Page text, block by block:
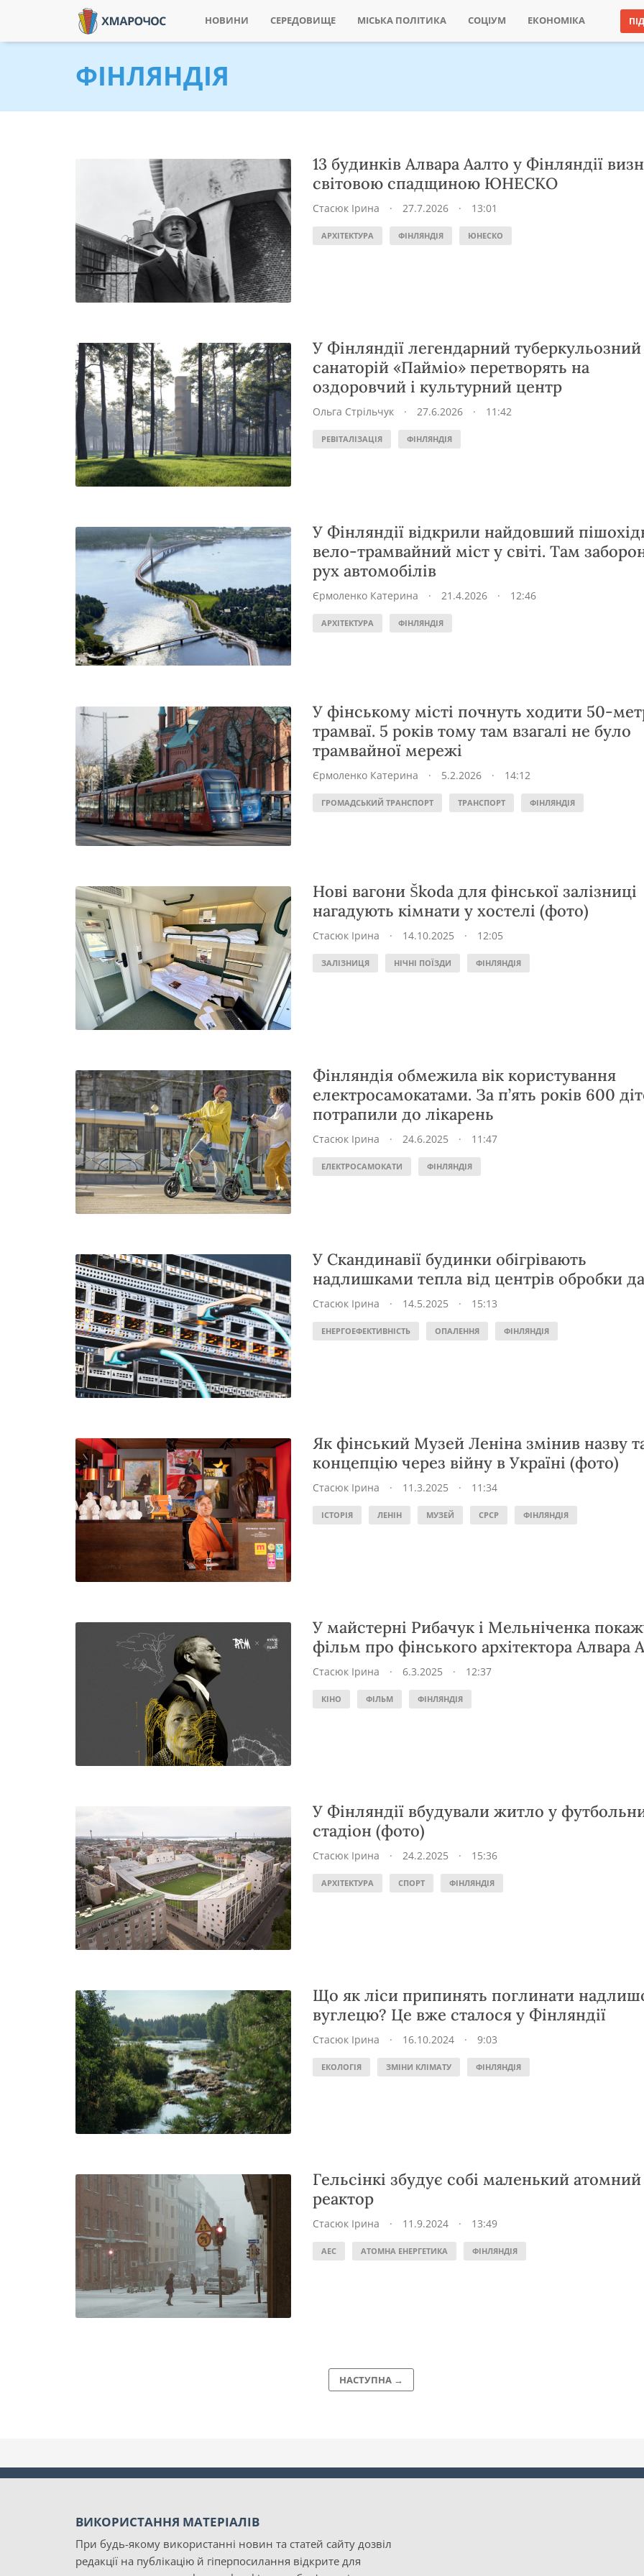
НОВИНИ СЕРЕДОВИЩЕ МІСЬКА ПОЛІТИКА СОЦІУМ ЕКОНОМІКА
ФІНЛЯНДІЯ
13 будинків Алвара Аалто у Фінляндії
світовою спадщиною ЮНЕСКО
Стасюк Ірина · 27.7.2026 · 13:01
АРХІТЕКТУРА ФІНЛЯНДІЯ ЮНЕСКО
У Фінляндії легендарний туберкульозний
санаторій «Пайміо» перетворять на
оздоровчий і культурний центр
Ольга Стрільчук · 27.6.2026 · 11:42
РЕВІТАЛІЗАЦІЯ ФІНЛЯНДІЯ
У Фінляндії відкрили найдовший
вело-трамвайний міст у світі. Там
рух автомобілів
Єрмоленко Катерина · 21.4.2026 · 12:46
АРХІТЕКТУРА ФІНЛЯНДІЯ
У фінському місті почнуть ходити 50-
трамваї. 5 років тому там взагалі не було
трамвайної мережі
Єрмоленко Катерина · 5.2.2026 · 14:12
ГРОМАДСЬКИЙ ТРАНСПОРТ ТРАНСПОРТ ФІНЛЯНДІЯ
Нові вагони Škoda для фінської залізниці
нагадують кімнати у хостелі (фото)
Стасюк Ірина · 14.10.2025 · 12:05
ЗАЛІЗНИЦЯ НІЧНІ ПОЇЗДИ ФІНЛЯНДІЯ
Фінляндія обмежила вік користування
електросамокатами. За п’ять років 600
потрапили до лікарень
Стасюк Ірина · 24.6.2025 · 11:47
ЕЛЕКТРОСАМОКАТИ ФІНЛЯНДІЯ
У Скандинавії будинки обігрівають
надлишками тепла від центрів обробки
Стасюк Ірина · 14.5.2025 · 15:13
ЕНЕРГОЕФЕКТИВНІСТЬ ОПАЛЕННЯ ФІНЛЯНДІЯ
Як фінський Музей Леніна змінив назву
концепцію через війну в Україні (фото)
Стасюк Ірина · 11.3.2025 · 11:34
ІСТОРІЯ ЛЕНІН МУЗЕЙ СРСР ФІНЛЯНДІЯ
У майстерні Рибачук і Мельніченка
фільм про фінського архітектора Алвара
Стасюк Ірина · 6.3.2025 · 12:37
КІНО ФІЛЬМ ФІНЛЯНДІЯ
У Фінляндії вбудували житло у
стадіон (фото)
Стасюк Ірина · 24.2.2025 · 15:36
АРХІТЕКТУРА СПОРТ ФІНЛЯНДІЯ
Що як ліси припинять поглинати
вуглецю? Це вже сталося у Фінляндії
Стасюк Ірина · 16.10.2024 · 9:03
ЕКОЛОГІЯ ЗМІНИ КЛІМАТУ ФІНЛЯНДІЯ
Гельсінкі збудує собі маленький атомний
реактор
Стасюк Ірина · 11.9.2024 · 13:49
АЕС АТОМНА ЕНЕРГЕТИКА ФІНЛЯНДІЯ
НАСТУПНА →
ВИКОРИСТАННЯ МАТЕРІАЛІВ
При будь-якому використанні новин та статей сайту дозвіл
редакції на публікацію й гіперпосилання відкрите для